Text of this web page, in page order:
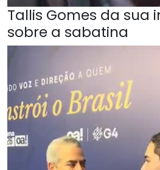
Tallis Gomes da sua
sobre a sabatina